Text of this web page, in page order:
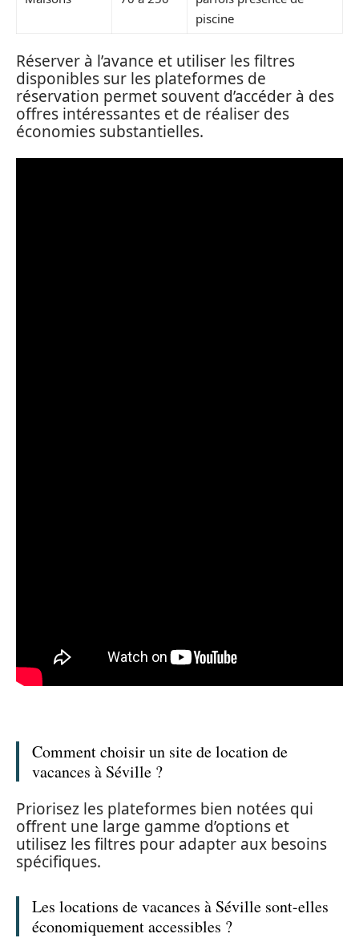
piscine
Réserver à l’avance et utiliser les filtres
disponibles sur les plateformes de
réservation permet souvent d’accéder à des
offres intéressantes et de réaliser des
économies substantielles.
Comment choisir un site de location de
vacances à Séville ?
Priorisez les plateformes bien notées qui
offrent une large gamme d’options et
utilisez les filtres pour adapter aux besoins
spécifiques.
Les locations de vacances à Séville sont-elles
économiquement accessibles ?